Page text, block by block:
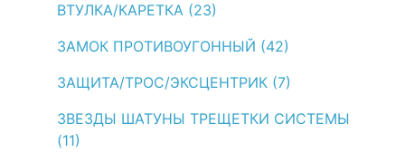
ВТУЛКА/КАРЕТКА (23)
ЗАМОК ПРОТИВОУГОННЫЙ (42)
ЗАЩИТА/ТРОС/ЭКСЦЕНТРИК (7)
ЗВЕЗДЫ ШАТУНЫ ТРЕЩЕТКИ СИСТЕМЫ
(11)